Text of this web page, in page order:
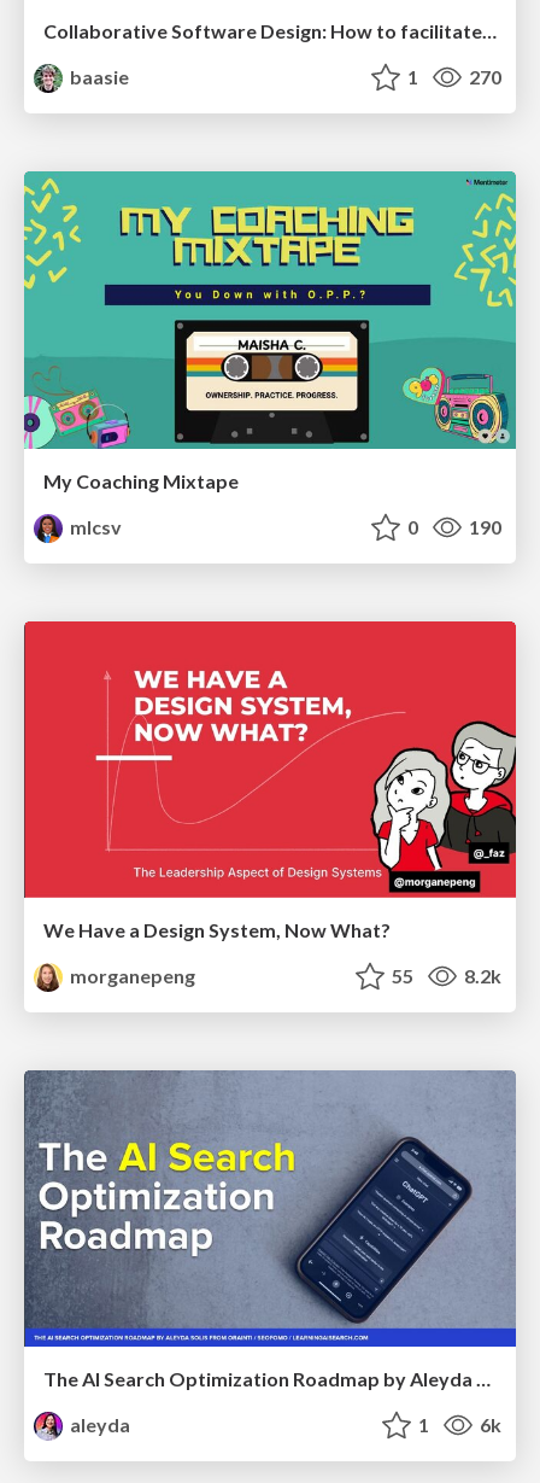
Collaborative Software Design: How to facilitate domain modelling decisions
baasie
1 270
My Coaching Mixtape
mlcsv
0 190
We Have a Design System, Now What?
morganepeng
55 8.2k
The AI Search Optimization Roadmap by Aleyda Solis
aleyda
1 6k